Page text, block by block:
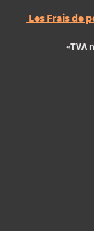
Les Frais de
«TVA